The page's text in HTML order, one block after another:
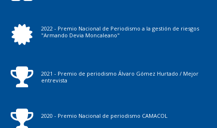
2022 - Premio Nacional de Periodismo a la gestión de riesgos
"Armando Devia Moncaleano"
2021 - Premio de periodismo Álvaro Gómez Hurtado / Mejor
entrevista
2020 - Premio Nacional de periodismo CAMACOL